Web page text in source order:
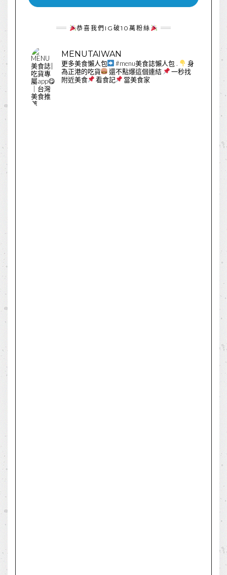
恭喜我們IG破10萬粉絲
MENUTAIWAN
更多美食懶人包 #menu美食誌懶人包 .
身
為正港的吃貨
還不點爆這個連結
一秒找
附近美食
看食記 當美食家